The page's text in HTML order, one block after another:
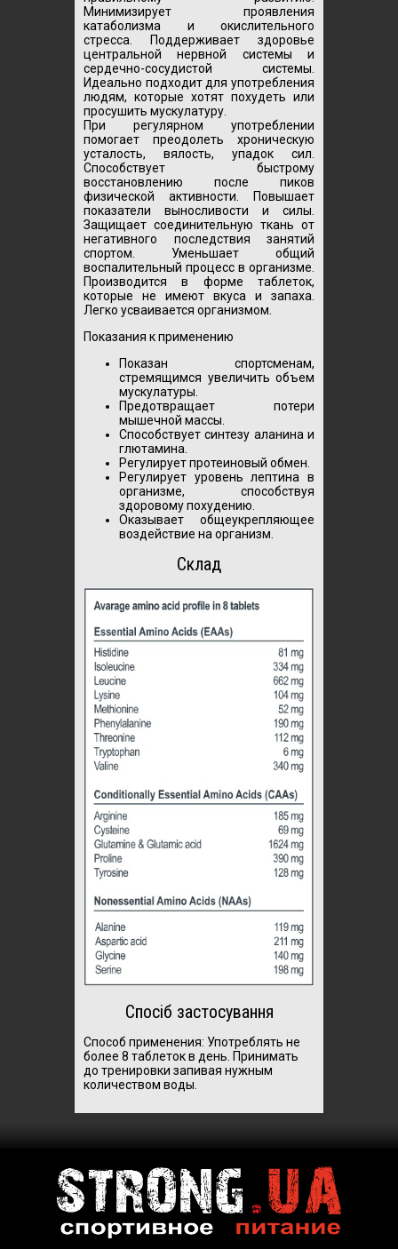
Минимизирует проявления
катаболизма и окислительного
стресса. Поддерживает здоровье
центральной нервной системы и
сердечно-сосудистой системы.
Идеально подходит для употребления
людям, которые хотят похудеть или
просушить мускулатуру.
При регулярном употреблении
помогает преодолеть хроническую
усталость, вялость, упадок сил.
Способствует быстрому
восстановлению после пиков
физической активности. Повышает
показатели выносливости и силы.
Защищает соединительную ткань от
негативного последствия занятий
спортом. Уменьшает общий
воспалительный процесс в организме.
Производится в форме таблеток,
которые не имеют вкуса и запаха.
Легко усваивается организмом.
Показания к применению
Показан спортсменам,
стремящимся увеличить объем
мускулатуры.
Предотвращает потери
мышечной массы.
Способствует синтезу аланина и
глютамина.
Регулирует протеиновый обмен.
Регулирует уровень лептина в
организме, способствуя
здоровому похудению.
Оказывает общеукрепляющее
воздействие на организм.
Склад
Спосіб застосування
Способ применения: Употреблять не
более 8 таблеток в день. Принимать
до тренировки запивая нужным
количеством воды.